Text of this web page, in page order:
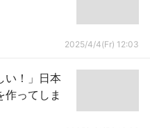
2025/4/4(Fr) 12:03
い！」日本
作ってしま